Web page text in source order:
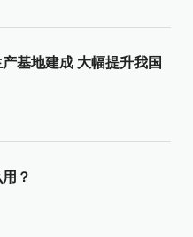
基地建成 大幅提升我国
？